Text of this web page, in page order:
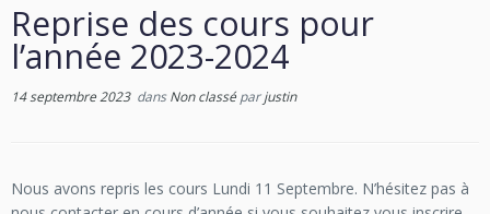
Reprise des cours pour
l’année 2023-2024
14 septembre 2023dansNon classé parjustin
Nous avons repris les cours Lundi 11 Septembre. N’hésitez pas à